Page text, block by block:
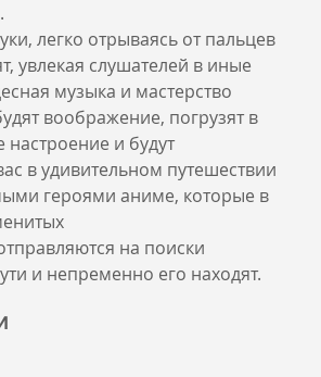
легко отрываясь от пальцев
увлекая слушателей в иные
музыка и мастерство
воображение, погрузят в
настроение и будут
в удивительном путешествии
героями аниме, которые в
на поиски
и непременно его находят.